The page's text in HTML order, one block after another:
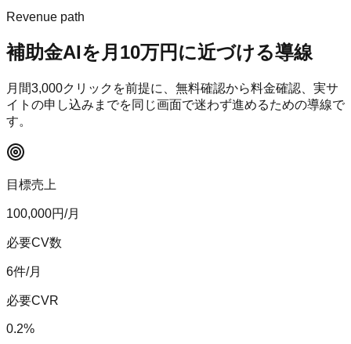
Revenue path
補助金AIを月10万円に近づける導線
月間3,000クリックを前提に、無料確認から料金確認、実サ
イトの申し込みまでを同じ画面で迷わず進めるための導線で
す。
目標売上
100,000円/月
必要CV数
6件/月
必要CVR
0.2%